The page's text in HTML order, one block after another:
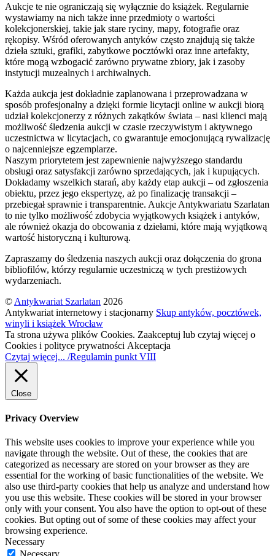
Aukcje te nie ograniczają się wyłącznie do książek. Regularnie
wystawiamy na nich także inne przedmioty o wartości
kolekcjonerskiej, takie jak stare ryciny, mapy, fotografie oraz
rękopisy. Wśród oferowanych antyków często znajdują się także
dzieła sztuki, grafiki, zabytkowe pocztówki oraz inne artefakty,
które mogą wzbogacić zarówno prywatne zbiory, jak i zasoby
instytucji muzealnych i archiwalnych.
Każda aukcja jest dokładnie zaplanowana i przeprowadzana w
sposób profesjonalny a dzięki formie licytacji online w aukcji biorą
udział kolekcjonerzy z różnych zakątków świata – nasi klienci mają
możliwość śledzenia aukcji w czasie rzeczywistym i aktywnego
uczestnictwa w licytacjach, co gwarantuje emocjonującą rywalizację
o najcenniejsze egzemplarze.
Naszym priorytetem jest zapewnienie najwyższego standardu
obsługi oraz satysfakcji zarówno sprzedających, jak i kupujących.
Dokładamy wszelkich starań, aby każdy etap aukcji – od zgłoszenia
obiektu, przez jego ekspertyzę, aż po finalizację transakcji –
przebiegał sprawnie i transparentnie. Aukcje Antykwariatu Szarlatan
to nie tylko możliwość zdobycia wyjątkowych książek i antyków,
ale również okazja do obcowania z dziełami, które mają wyjątkową
wartość historyczną i kulturową.
Zapraszamy do śledzenia naszych aukcji oraz dołączenia do grona
bibliofilów, którzy regularnie uczestniczą w tych prestiżowych
wydarzeniach.
© Antykwariat Szarlatan 2026
Antykwariat internetowy i stacjonarny Skup antyków, pocztówek,
winyli i książek Wrocław
Ta strona używa plików Cookies. Zaakceptuj lub czytaj więcej o
Cookies i polityce prywatności Akceptacja
Czytaj więcej... /Regulamin punkt VIII
Close
Privacy Overview
This website uses cookies to improve your experience while you
navigate through the website. Out of these, the cookies that are
categorized as necessary are stored on your browser as they are
essential for the working of basic functionalities of the website. We
also use third-party cookies that help us analyze and understand how
you use this website. These cookies will be stored in your browser
only with your consent. You also have the option to opt-out of these
cookies. But opting out of some of these cookies may affect your
browsing experience.
Necessary